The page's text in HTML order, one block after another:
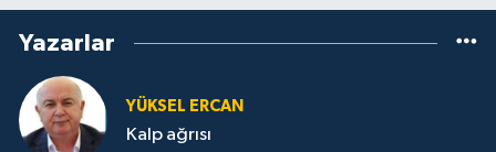
Yazarlar
YÜKSEL ERCAN
Kalp ağrısı